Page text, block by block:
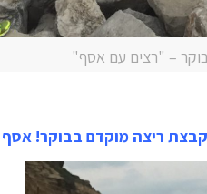
– "רצים עם אסף"
ריצה מוקדם בבוקר!